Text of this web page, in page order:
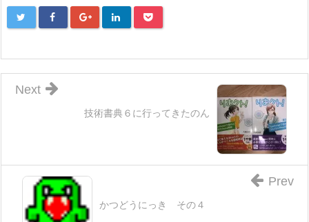
技術書典６に行ってきたのん
Next
かつどうにっき その４
Prev